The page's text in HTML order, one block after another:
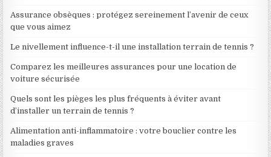
Assurance obsèques : protégez sereinement l’avenir de ceux
que vous aimez
Le nivellement influence-t-il une installation terrain de tennis ?
Comparez les meilleures assurances pour une location de
voiture sécurisée
Quels sont les pièges les plus fréquents à éviter avant
d’installer un terrain de tennis ?
Alimentation anti-inflammatoire : votre bouclier contre les
maladies graves